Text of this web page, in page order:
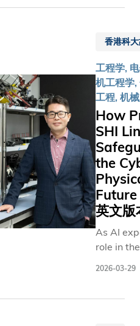
香港科
工程学,
机工程学,
工程, 机
How
SHI
the
Future
英文版
As AI
role in
2026-03-29